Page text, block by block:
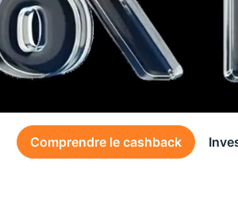
Comprendre le cashback